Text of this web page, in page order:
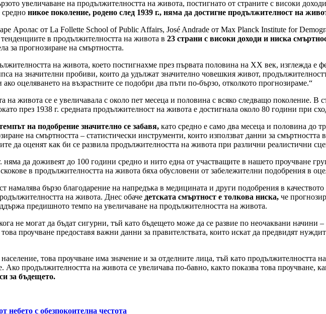
увеличаване на продължителността на живота, постигнато от страните с високи
средно никое поколение, родено след 1939 г., няма да достигне продължителност на
Аролас от La Follette School of Public Affairs, José Andrade от Max Planck Institute for
в продължителността на живота в 23 страни с високи доходи и ниска
за прогнозиране на смъртността.
на живота, което постигнахме през първата половина на ХХ век, изглежда е
на значителни пробиви, които да удължат значително човешкия живот,
оцеляването на възрастните се подобри два пъти по-бързо, отколкото прогнозираме.“
живота се е увеличавала с около пет месеца и половина с всяко следващо поколение. В
през 1938 г. средната продължителност на живота е достигнала около 80 години при
на подобрение значително се забавя, като средно е само два месеца и половина до
на смъртността – статистически инструменти, които използват данни за
да оценят как би се развила продължителността на живота при различни реалистични
няма да доживеят до 100 години средно и нито една от участващите в нашето проучване
в продължителността на живота бяха обусловени от забележителни подобрения в
намалява бързо благодарение на напредъка в медицината и други подобрения в
на живота. Днес обаче детската смъртност е толкова ниска, че
предишното темпо на увеличаване на продължителността на живота.
не могат да бъдат сигурни, тъй като бъдещето може да се развие по неочаквани
проучване предоставя важни данни за правителствата, които искат да предвидят
това проучване има значение и за отделните лица, тъй като продължителността
продължителността на живота се увеличава по-бавно, както показва това проучване,
за бъдещето.
небето с обезпокоителна честота